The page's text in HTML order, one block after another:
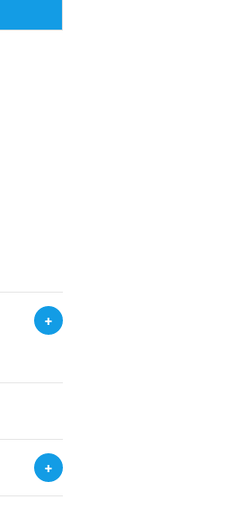
+
+